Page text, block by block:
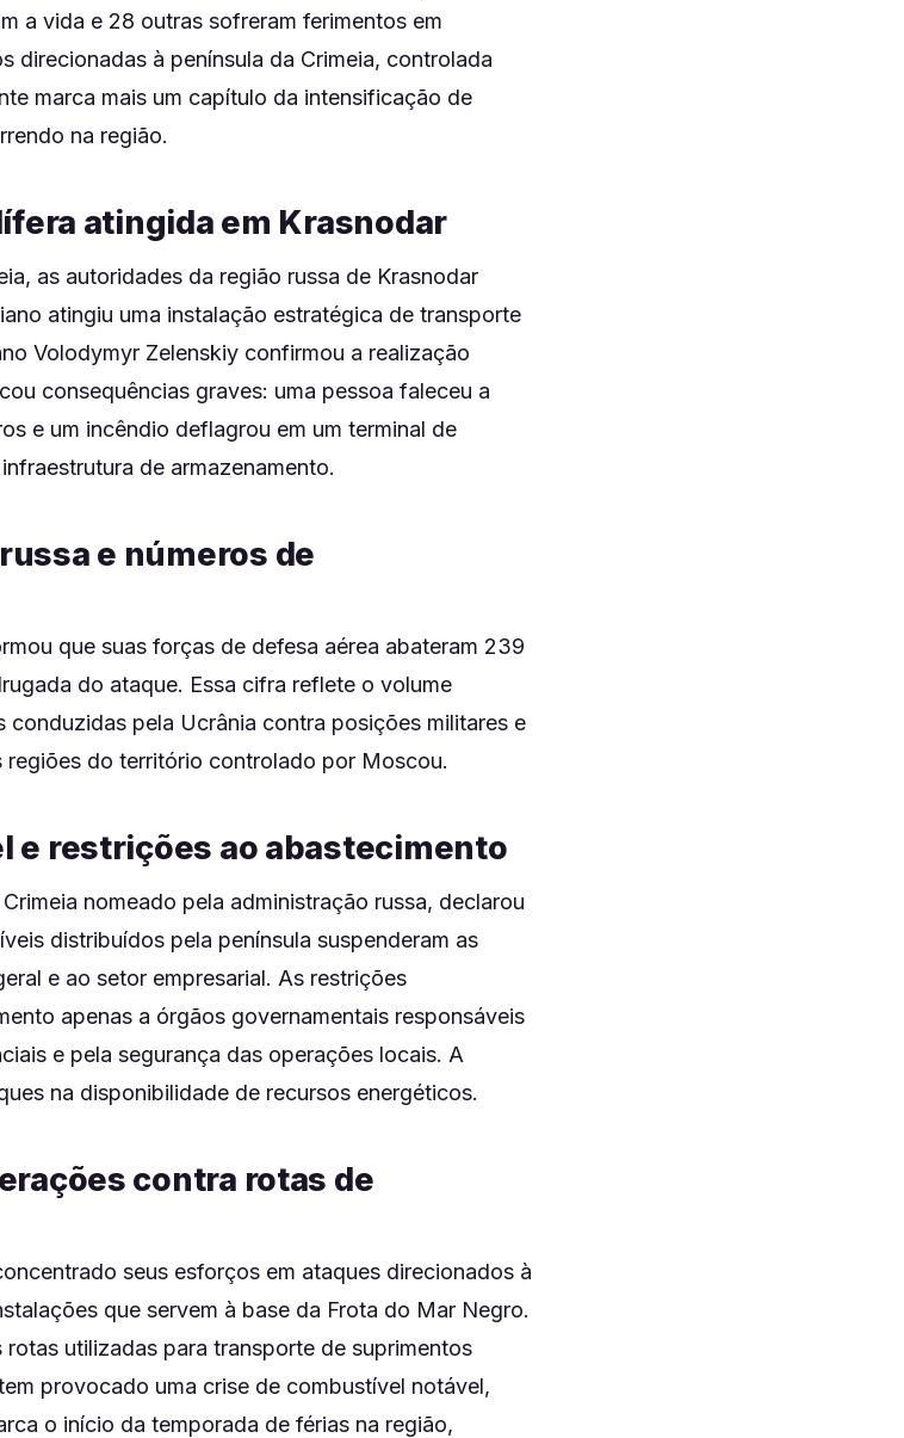
a vida e 28 outras sofreram ferimentos em
direcionadas à península da Crimeia, controlada
marca mais um capítulo da intensificação de
na região.
atingida em Krasnodar
as autoridades da região russa de Krasnodar
atingiu uma instalação estratégica de transporte
Volodymyr Zelenskiy confirmou a realização
consequências graves: uma pessoa faleceu a
e um incêndio deflagrou em um terminal de
de armazenamento.
e números de
que suas forças de defesa aérea abateram 239
do ataque. Essa cifra reflete o volume
pela Ucrânia contra posições militares e
regiões do território controlado por Moscou.
e restrições ao abastecimento
nomeado pela administração russa, declarou
distribuídos pela península suspenderam as
e ao setor empresarial. As restrições
apenas a órgãos governamentais responsáveis
e pela segurança das operações locais. A
na disponibilidade de recursos energéticos.
contra rotas de
seus esforços em ataques direcionados à
que servem à base da Frota do Mar Negro.
utilizadas para transporte de suprimentos
provocado uma crise de combustível notável,
o início da temporada de férias na região,